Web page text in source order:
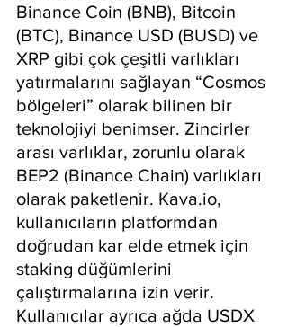
Binance Coin (BNB), Bitcoin
(BTC), Binance USD (BUSD) ve
XRP gibi çok çeşitli varlıkları
yatırmalarını sağlayan “Cosmos
bölgeleri” olarak bilinen bir
teknolojiyi benimser. Zincirler
arası varlıklar, zorunlu olarak
BEP2 (Binance Chain) varlıkları
olarak paketlenir. Kava.io,
kullanıcıların platformdan
doğrudan kar elde etmek için
staking düğümlerini
çalıştırmalarına izin verir.
Kullanıcılar ayrıca ağda USDX